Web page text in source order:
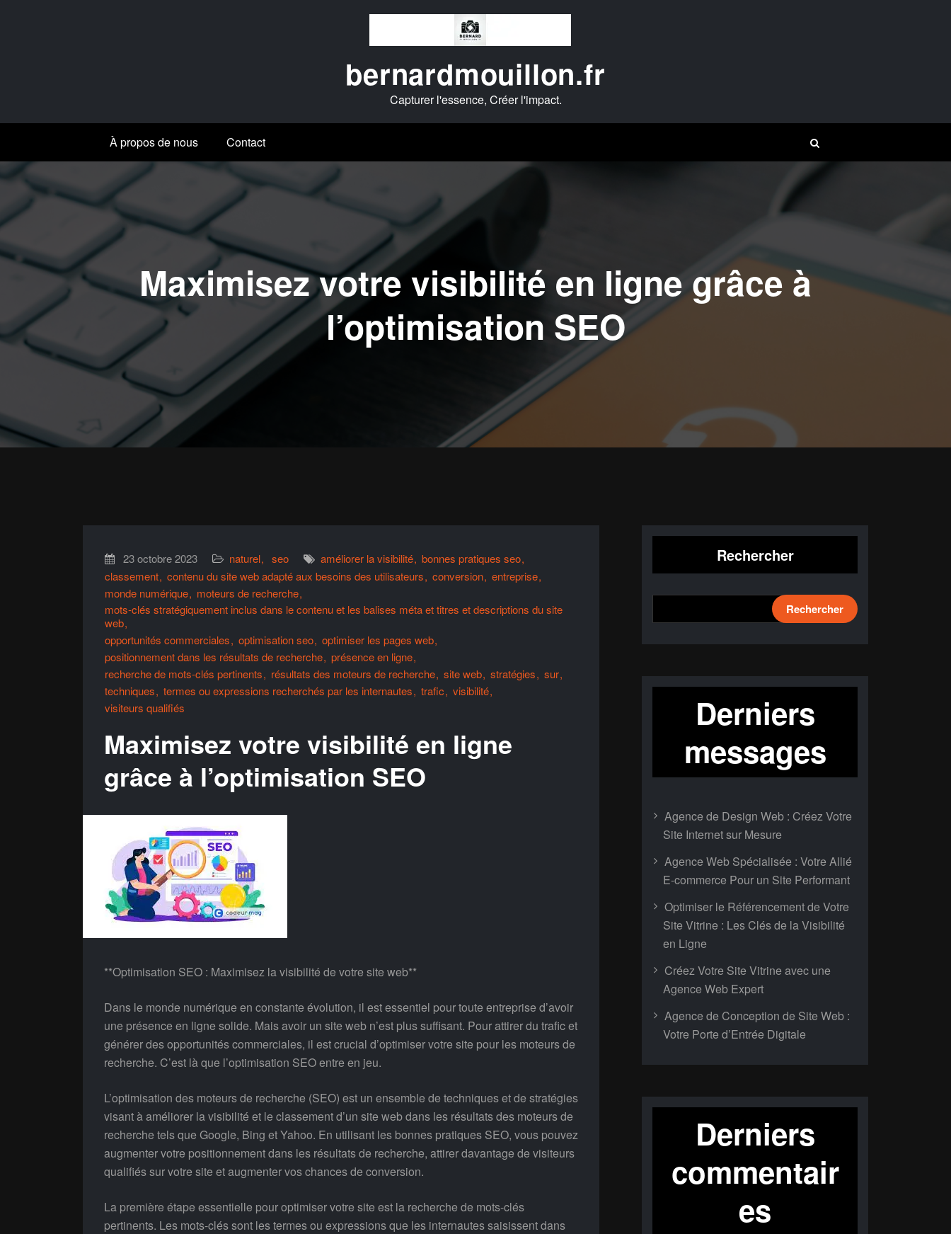
bernardmouillon.fr
Capturer l'essence, Créer l'impact.
À propos de nous Contact
Maximisez votre visibilité en ligne grâce à
l’optimisation SEO
23 octobre 2023 naturel seo améliorer la visibilité bonnes pratiques seo
classement contenu du site web adapté aux besoins des utilisateurs conversion entreprise
monde numérique
moteurs de recherche
mots-clés stratégiquement inclus dans le contenu et les balises méta et titres et descriptions du site
web
opportunités commerciales
optimisation seo optimiser les pages web
positionnement dans les résultats de recherche présence en ligne
recherche de mots-clés pertinents
résultats des moteurs de recherche site web stratégies
sur
techniques
termes ou expressions recherchés par les internautes trafic
visibilité
visiteurs qualifiés
Maximisez votre visibilité en ligne
grâce à l’optimisation SEO
**Optimisation SEO : Maximisez la visibilité de votre site web**
Dans le monde numérique en constante évolution, il est essentiel pour toute entreprise d’avoir
une présence en ligne solide. Mais avoir un site web n’est plus suffisant. Pour attirer du trafic et
générer des opportunités commerciales, il est crucial d’optimiser votre site pour les moteurs de
recherche. C’est là que l’optimisation SEO entre en jeu.
L’optimisation des moteurs de recherche (SEO) est un ensemble de techniques et de stratégies
visant à améliorer la visibilité et le classement d’un site web dans les résultats des moteurs de
recherche tels que Google, Bing et Yahoo. En utilisant les bonnes pratiques SEO, vous pouvez
augmenter votre positionnement dans les résultats de recherche, attirer davantage de visiteurs
qualifiés sur votre site et augmenter vos chances de conversion.
La première étape essentielle pour optimiser votre site est la recherche de mots-clés
pertinents. Les mots-clés sont les termes ou expressions que les internautes saisissent dans
Rechercher
Rechercher
Derniers
messages
Agence de Design Web : Créez Votre
Site Internet sur Mesure
Agence Web Spécialisée : Votre Allié
E-commerce Pour un Site Performant
Optimiser le Référencement de Votre
Site Vitrine : Les Clés de la Visibilité
en Ligne
Créez Votre Site Vitrine avec une
Agence Web Expert
Agence de Conception de Site Web :
Votre Porte d’Entrée Digitale
Derniers
commentair
es